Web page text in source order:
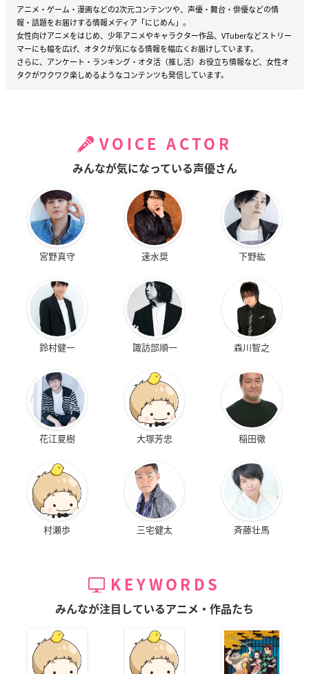
アニメ・ゲーム・漫画などの2次元コンテンツや、声優・舞台・俳優などの情
報・話題をお届けする情報メディア「にじめん」。
女性向けアニメをはじめ、少年アニメやキャラクター作品、VTuberなどストリー
マーにも幅を広げ、オタクが気になる情報を幅広くお届けしています。
さらに、アンケート・ランキング・オタ活（推し活）お役立ち情報など、女性オ
タクがワクワク楽しめるようなコンテンツも発信しています。
VOICE ACTOR
みんなが気になっている声優さん
宮野真守 速水奨 下野紘
鈴村健一 諏訪部順一 森川智之
花江夏樹 大塚芳忠 稲田徹
村瀬歩 三宅健太 斉藤壮馬
KEYWORDS
みんなが注目しているアニメ・作品たち